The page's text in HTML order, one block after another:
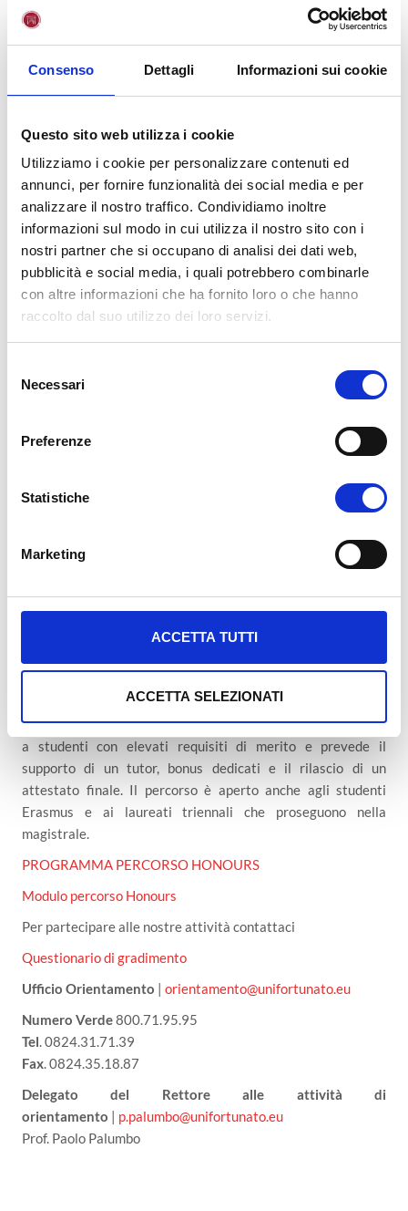
Consenso Dettagli Informazioni sui cookie
Questo sito web utilizza i cookie
Utilizziamo i cookie per personalizzare contenuti ed
annunci, per fornire funzionalità dei social media e per
analizzare il nostro traffico. Condividiamo inoltre
informazioni sul modo in cui utilizza il nostro sito con i
nostri partner che si occupano di analisi dei dati web,
pubblicità e social media, i quali potrebbero combinarle
con altre informazioni che ha fornito loro o che hanno
raccolto dal suo utilizzo dei loro servizi.
n
Necessari
Preferenze
Statistiche
Marketing
ACCETTA TUTTI
ACCETTA SELEZIONATI
monitorandone in continuità l’apprendimento individuale e
complessivo. I tutor si occupano, inoltre, di motivare
fruizione del percorso formativo da un punto di vista
metodologico e contenutistico, anche attraverso iniziative
singoli.
Accanto all’orientamento individuale, l’Ateneo promuove una
serie di attività volte al coinvolgimento ed a favorire il
protagonismo degli studenti dell’università.
Il servizio offre:
partecipazione a visite istituzionali;
convegni e incontri di avvicinamento al mondo del
lavoro e professionale;
visite aziendali;
seminari sulle skills;
convenzioni per attività sportive ed altre convenzioni;
sportello SEED;
servizi per gli studenti con BES coordinati dalla
L’Ateneo inoltre offre il Percorso Honours che è un
programma di eccellenza rivolto agli studenti meritevoli
studi, con l’obiettivo di potenziare le competenze
accademiche, professionali e di ricerca. L’accesso è riservato
a studenti con elevati requisiti di merito e prevede il
supporto di un tutor, bonus dedicati e il rilascio di un
attestato finale. Il percorso è aperto anche agli studenti
Erasmus e ai laureati triennali che proseguono nella
magistrale.
PROGRAMMA PERCORSO HONOURS
Modulo percorso Honours
Per partecipare alle nostre attività contattaci
Questionario di gradimento
Ufficio Orientamento
orientamento@unifortunato.eu
Numero Verde800.71.95.95
Tel. 0824.31.71.39
Fax. 0824.35.18.87
Delegato del Rettore alle attività di
orientamento
p.palumbo@unifortunato.eu
Prof. Paolo Palumbo